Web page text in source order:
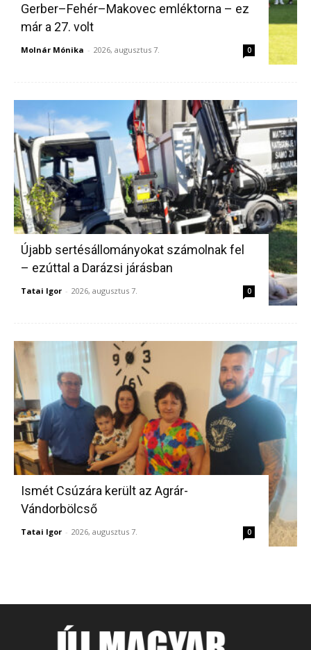
Gerber–Fehér–Makovec emléktorna – ez
már a 27. volt
Molnár Mónika - 2026, augusztus 7. 0
Újabb sertésállományokat számolnak fel
– ezúttal a Darázsi járásban
Tatai Igor - 2026, augusztus 7. 0
Ismét Csúzára került az Agrár-
Vándorbölcső
Tatai Igor - 2026, augusztus 7. 0